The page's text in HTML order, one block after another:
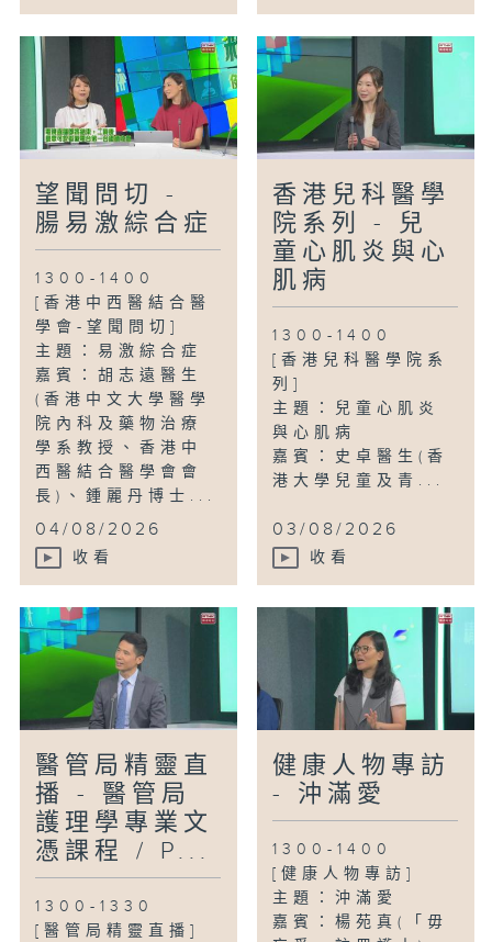
望聞問切 -
腸易激綜合症
1300-1400
[香港中西醫結合醫
學會-望聞問切]
主題：易激綜合症
嘉賓：胡志遠醫生
(香港中文大學醫學
院內科及藥物治療
學系教授、香港中
西醫結合醫學會會
長)、鍾麗丹博士...
04/08/2026
收看
香港兒科醫學
院系列 - 兒
童心肌炎與心
肌病
1300-1400
[香港兒科醫學院系
列]
主題：兒童心肌炎
與心肌病
嘉賓：史卓醫生(香
港大學兒童及青...
03/08/2026
收看
醫管局精靈直
播 - 醫管局
護理學專業文
憑課程 / P...
1300-1330
[醫管局精靈直播]
健康人物專訪
- 沖滿愛
1300-1400
[健康人物專訪]
主題：沖滿愛
嘉賓：楊苑真(「毋